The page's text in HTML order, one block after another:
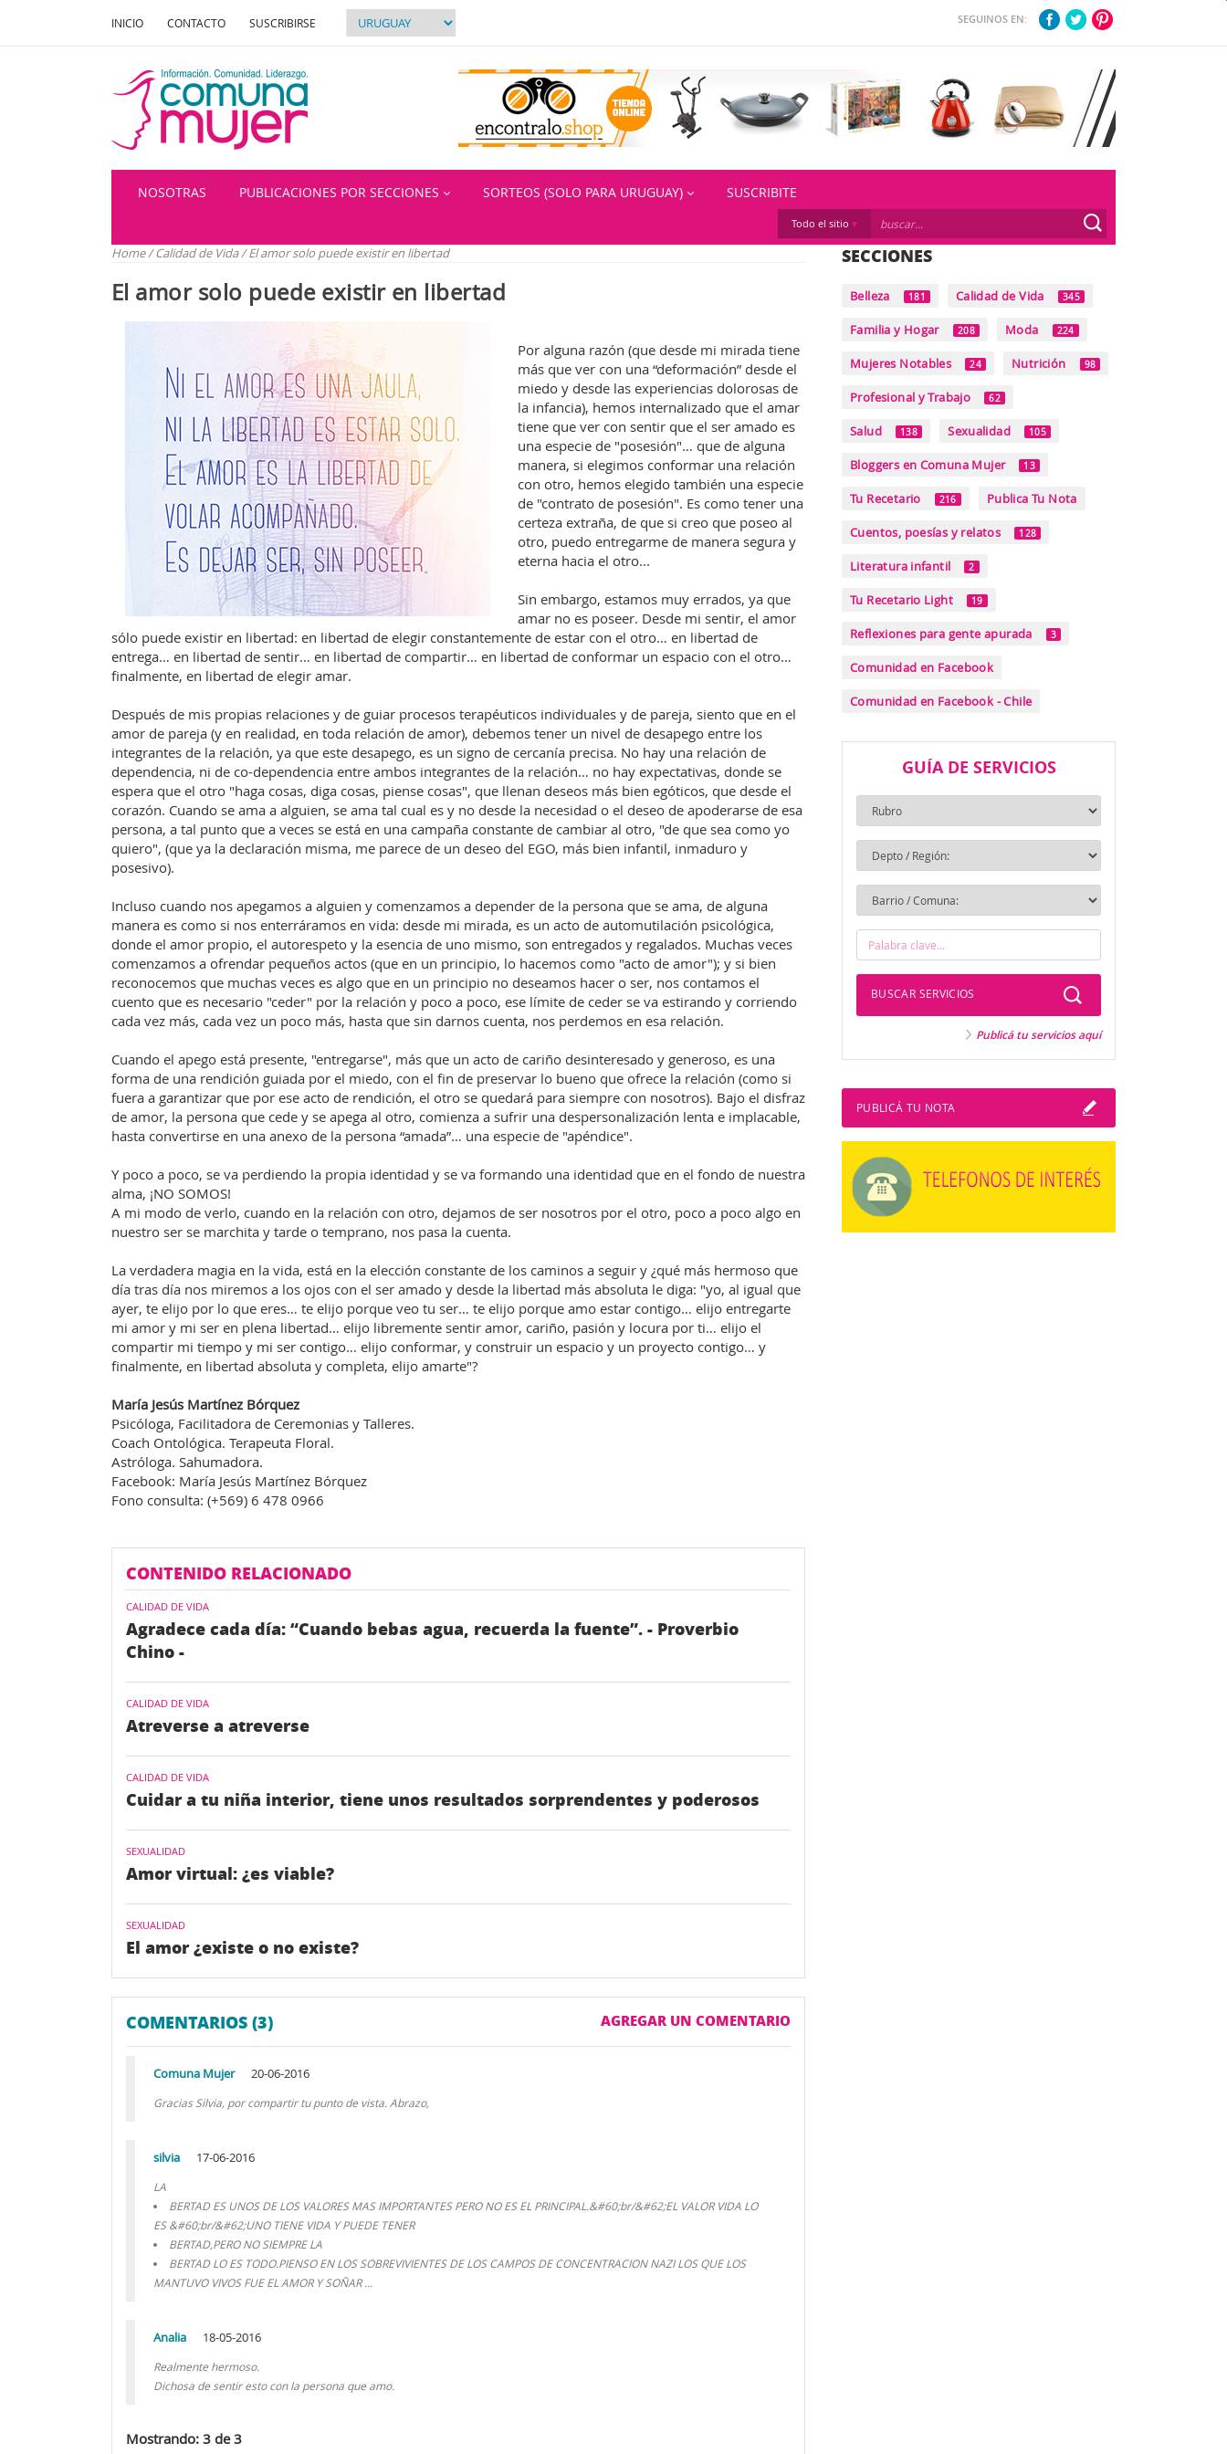
INICIO CONTACTO SUSCRIBIRSE SEGUINOS EN:
NOSOTRAS PUBLICACIONES POR SECCIONES SORTEOS (SOLO PARA URUGUAY) SUSCRIBITE
Todo el sitio
Home/Calidad de Vida/El amor solo puede existir en libertad
El amor solo puede existir en libertad
Por alguna razón (que desde mi mirada tiene
más que ver con una “deformación” desde el
miedo y desde las experiencias dolorosas de
la infancia), hemos internalizado que el amar
tiene que ver con sentir que el ser amado es
una especie de "posesión"… que de alguna
manera, si elegimos conformar una relación
con otro, hemos elegido también una especie
de "contrato de posesión". Es como tener una
certeza extraña, de que si creo que poseo al
otro, puedo entregarme de manera segura y
eterna hacia el otro...
Sin embargo, estamos muy errados, ya que
amar no es poseer. Desde mi sentir, el amor
sólo puede existir en libertad: en libertad de elegir constantemente de estar con el otro… en libertad de
entrega… en libertad de sentir… en libertad de compartir… en libertad de conformar un espacio con el otro…
finalmente, en libertad de elegir amar.
Después de mis propias relaciones y de guiar procesos terapéuticos individuales y de pareja, siento que en el
amor de pareja (y en realidad, en toda relación de amor), debemos tener un nivel de desapego entre los
integrantes de la relación, ya que este desapego, es un signo de cercanía precisa. No hay una relación de
dependencia, ni de co-dependencia entre ambos integrantes de la relación… no hay expectativas, donde se
espera que el otro "haga cosas, diga cosas, piense cosas", que llenan deseos más bien egóticos, que desde el
corazón. Cuando se ama a alguien, se ama tal cual es y no desde la necesidad o el deseo de apoderarse de esa
persona, a tal punto que a veces se está en una campaña constante de cambiar al otro, "de que sea como yo
quiero", (que ya la declaración misma, me parece de un deseo del EGO, más bien infantil, inmaduro y
posesivo).
Incluso cuando nos apegamos a alguien y comenzamos a depender de la persona que se ama, de alguna
manera es como si nos enterráramos en vida: desde mi mirada, es un acto de automutilación psicológica,
donde el amor propio, el autorespeto y la esencia de uno mismo, son entregados y regalados. Muchas veces
comenzamos a ofrendar pequeños actos (que en un principio, lo hacemos como "acto de amor"); y si bien
reconocemos que muchas veces es algo que en un principio no deseamos hacer o ser, nos contamos el
cuento que es necesario "ceder" por la relación y poco a poco, ese límite de ceder se va estirando y corriendo
cada vez más, cada vez un poco más, hasta que sin darnos cuenta, nos perdemos en esa relación.
Cuando el apego está presente, "entregarse", más que un acto de cariño desinteresado y generoso, es una
forma de una rendición guiada por el miedo, con el fin de preservar lo bueno que ofrece la relación (como si
fuera a garantizar que por ese acto de rendición, el otro se quedará para siempre con nosotros). Bajo el disfraz
de amor, la persona que cede y se apega al otro, comienza a sufrir una despersonalización lenta e implacable,
hasta convertirse en una anexo de la persona “amada”… una especie de "apéndice".
Y poco a poco, se va perdiendo la propia identidad y se va formando una identidad que en el fondo de nuestra
alma, ¡NO SOMOS!
A mi modo de verlo, cuando en la relación con otro, dejamos de ser nosotros por el otro, poco a poco algo en
nuestro ser se marchita y tarde o temprano, nos pasa la cuenta.
La verdadera magia en la vida, está en la elección constante de los caminos a seguir y ¿qué más hermoso que
día tras día nos miremos a los ojos con el ser amado y desde la libertad más absoluta le diga: "yo, al igual que
ayer, te elijo por lo que eres… te elijo porque veo tu ser… te elijo porque amo estar contigo… elijo entregarte
mi amor y mi ser en plena libertad… elijo libremente sentir amor, cariño, pasión y locura por ti… elijo el
compartir mi tiempo y mi ser contigo… elijo conformar, y construir un espacio y un proyecto contigo… y
finalmente, en libertad absoluta y completa, elijo amarte"?
María Jesús Martínez Bórquez
Psicóloga, Facilitadora de Ceremonias y Talleres.
Coach Ontológica. Terapeuta Floral.
Astróloga. Sahumadora.
Facebook: María Jesús Martínez Bórquez
Fono consulta: (+569) 6 478 0966
CONTENIDO RELACIONADO
CALIDAD DE VIDA
Agradece cada día: “Cuando bebas agua, recuerda la fuente”. - Proverbio
Chino -
CALIDAD DE VIDA
Atreverse a atreverse
CALIDAD DE VIDA
Cuidar a tu niña interior, tiene unos resultados sorprendentes y poderosos
SEXUALIDAD
Amor virtual: ¿es viable?
SEXUALIDAD
El amor ¿existe o no existe?
COMENTARIOS (3) AGREGAR UN COMENTARIO
Comuna Mujer 20-06-2016
Gracias Silvia, por compartir tu punto de vista. Abrazo,
silvia 17-06-2016
LA
BERTAD ES UNOS DE LOS VALORES MAS IMPORTANTES PERO NO ES EL PRINCIPAL.&#60;br/&#62;EL VALOR VIDA LO
ES &#60;br/&#62;UNO TIENE VIDA Y PUEDE TENER
BERTAD,PERO NO SIEMPRE LA
BERTAD LO ES TODO.PIENSO EN LOS SOBREVIVIENTES DE LOS CAMPOS DE CONCENTRACION NAZI LOS QUE LOS
MANTUVO VIVOS FUE EL AMOR Y SOÑAR ...
Analia 18-05-2016
Realmente hermoso.
Dichosa de sentir esto con la persona que amo.
Mostrando: 3 de 3
SECCIONES
Belleza 181 Calidad de Vida 345
Familia y Hogar 208 Moda 224
Mujeres Notables 24 Nutrición 98
Profesional y Trabajo 62
Salud 138 Sexualidad 105
Bloggers en Comuna Mujer 13
Tu Recetario 216 Publica Tu Nota
Cuentos, poesías y relatos 128
Literatura infantil 2
Tu Recetario Light 19
Reflexiones para gente apurada 3
Comunidad en Facebook
Comunidad en Facebook - Chile
GUÍA DE SERVICIOS
BUSCAR SERVICIOS
Publicá tu servicios aquí
PUBLICÁ TU NOTA